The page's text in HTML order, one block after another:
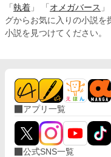
「 執着 」 「 オメガバース
グからお気に入りの小説を
小説を見つけてください。
アプリ一覧
公式SNS一覧